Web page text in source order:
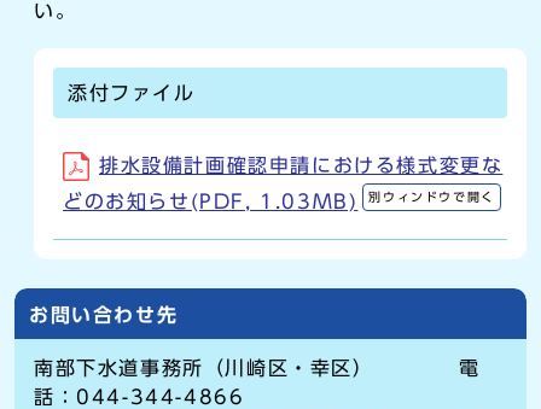
い。
添付ファイル
排水設備計画確認申請における様式変更な
どのお知らせ(PDF, 1.03MB)
別ウィンドウで開く
お問い合わせ先
南部下水道事務所（川崎区・幸区） 電
話：044-344-4866